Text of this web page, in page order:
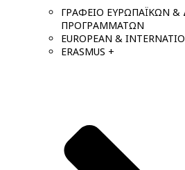
ΓΡΑΦΕΙΟ ΕΥΡΩΠΑΪΚΩΝ
ΠΡΟΓΡΑΜΜΑΤΩΝ
EUROPEAN &
ERASMUS +